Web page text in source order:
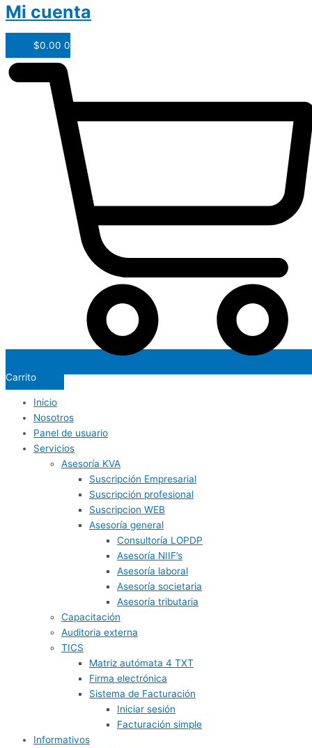
Mi cuenta
$0.00 0
Carrito
Inicio
Nosotros
Panel de usuario
Servicios
Asesoría KVA
Suscripción Empresarial
Suscripción profesional
Suscripcion WEB
Asesoría general
Consultoría LOPDP
Asesoría NIIF’s
Asesoría laboral
Asesoría societaria
Asesoría tributaria
Capacitación
Auditoria externa
TICS
Matriz autómata 4 TXT
Firma electrónica
Sistema de Facturación
Iniciar sesión
Facturación simple
Informativos